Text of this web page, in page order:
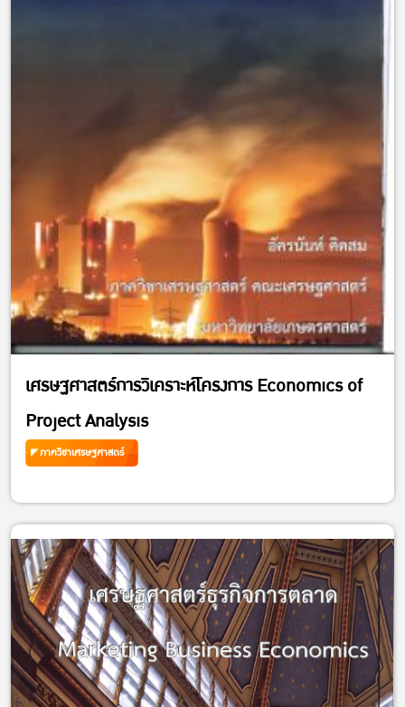
เศรษฐศาสตร์การวิเคราะห์โครงการ Economics of
Project Analysis
ภาควิชาเศรษฐศาสตร์